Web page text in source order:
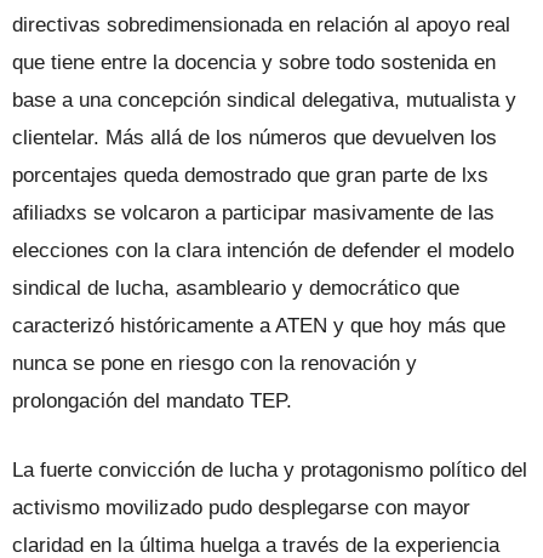
directivas sobredimensionada en relación al apoyo real
que tiene entre la docencia y sobre todo sostenida en
base a una concepción sindical delegativa, mutualista y
clientelar. Más allá de los números que devuelven los
porcentajes queda demostrado que gran parte de lxs
afiliadxs se volcaron a participar masivamente de las
elecciones con la clara intención de defender el modelo
sindical de lucha, asambleario y democrático que
caracterizó históricamente a ATEN y que hoy más que
nunca se pone en riesgo con la renovación y
prolongación del mandato TEP.
La fuerte convicción de lucha y protagonismo político del
activismo movilizado pudo desplegarse con mayor
claridad en la última huelga a través de la experiencia